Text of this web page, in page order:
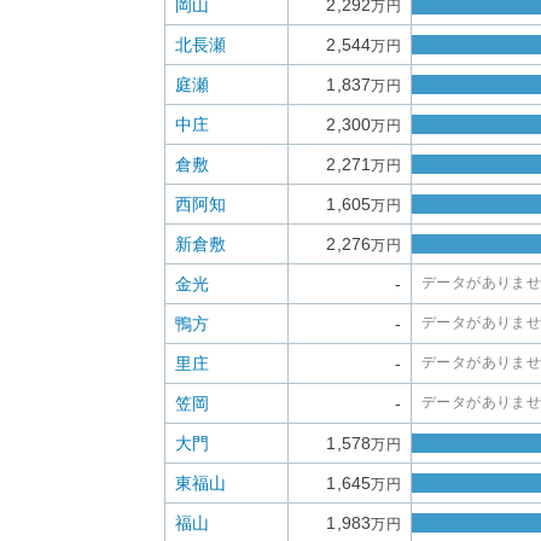
岡山 2,292万円
北長瀬 2,544万円
庭瀬 1,837万円
中庄 2,300万円
倉敷 2,271万円
西阿知 1,605万円
新倉敷 2,276万円
金光 - データがありま
鴨方 - データがありま
里庄 - データがありま
笠岡 - データがありま
大門 1,578万円
東福山 1,645万円
福山 1,983万円